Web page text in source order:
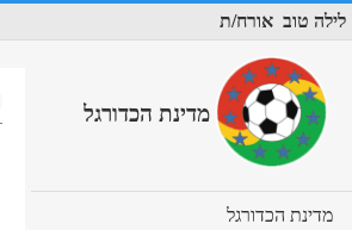
לילה טוב אורח/ת
מדינת הכדורגל
מדינת הכדורגל